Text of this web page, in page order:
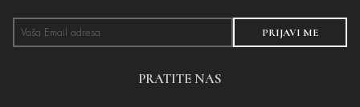
PRIJAVI ME
PRATITE NAS